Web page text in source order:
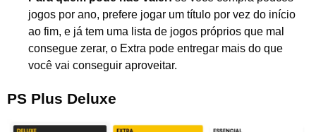
jogos por ano, prefere jogar um título por vez do início
ao fim, e já tem uma lista de jogos próprios que mal
consegue zerar, o Extra pode entregar mais do que
você vai conseguir aproveitar.
PS Plus Deluxe